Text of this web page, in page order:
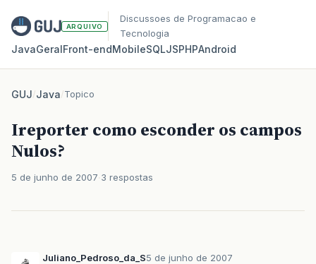
ARQUIVO
Discussoes de Programacao e
Tecnologia
JavaGeralFront‑endMobileSQLJSPHPAndroid
GUJ/Java/Topico
Ireporter como esconder os campos
Nulos?
5 de junho de 2007 3 respostas
Juliano_Pedroso_da_S5 de junho de 2007